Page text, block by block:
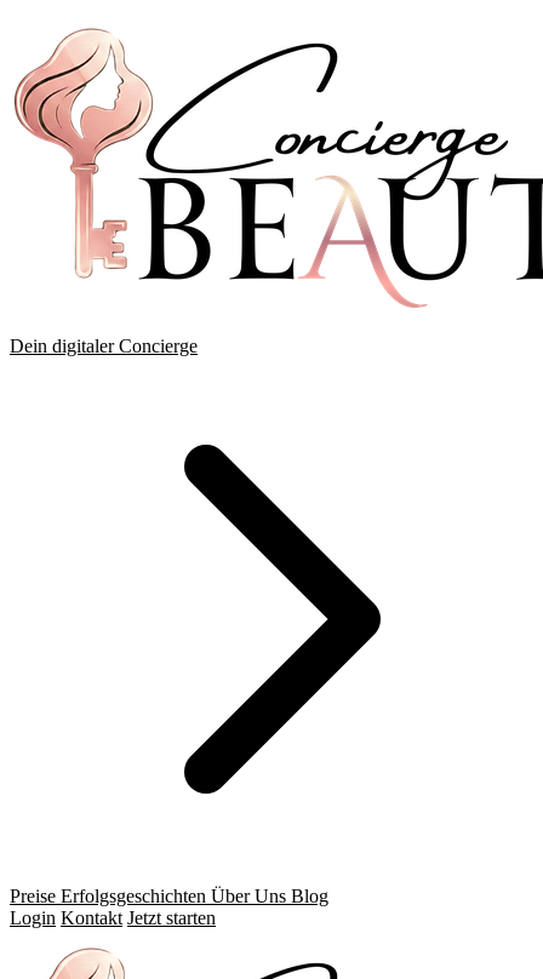
Dein digitaler Concierge
Preise Erfolgsgeschichten Über Uns Blog
Login Kontakt Jetzt starten